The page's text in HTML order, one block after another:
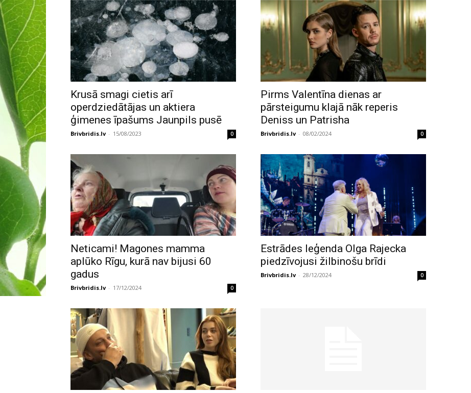
Krusā smagi cietis arī
operdziedātājas un aktiera
ģimenes īpašums Jaunpils pusē
Brivbridis.lv - 15/08/2023 0
Pirms Valentīna dienas ar
pārsteigumu klajā nāk reperis
Deniss un Patrisha
Brivbridis.lv - 08/02/2024 0
Neticami! Magones mamma
aplūko Rīgu, kurā nav bijusi 60
gadus
Brivbridis.lv - 17/12/2024 0
Estrādes leģenda Olga Rajecka
piedzīvojusi žilbinošu brīdi
Brivbridis.lv - 28/12/2024 0